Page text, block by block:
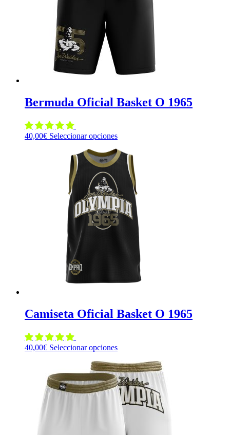
Bermuda Oficial Basket O 1965
40,00€ Seleccionar opcionesEste
tiene
múltiples
variantes.
opciones
se
pueden
elegir
en
producto
Camiseta Oficial Basket O 1965
40,00€ Seleccionar opcionesEste
tiene
múltiples
variantes.
Las
opciones
se
pueden
elegir